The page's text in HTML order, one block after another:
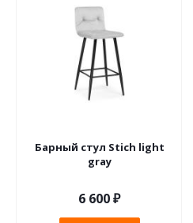
Барный стул Stich light
gray
6 600₽